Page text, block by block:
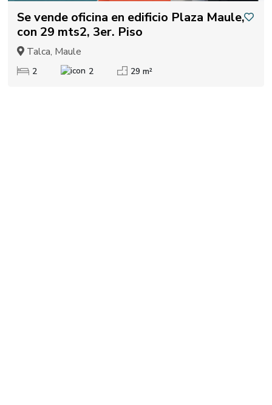
Se vende oficina en edificio Plaza Maule,
con 29 mts2, 3er. Piso
Talca, Maule
2 2 29 m²